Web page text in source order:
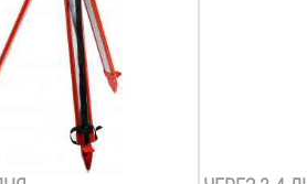
в:
распорная